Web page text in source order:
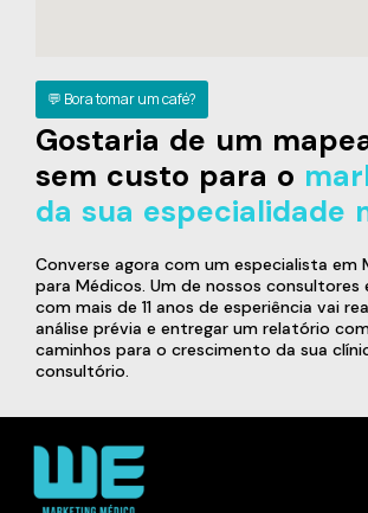
💬 Bora tomar um café?
Gostaria de um
sem custo para o
da sua especialidade
Converse agora com um especialista em
para Médicos. Um de nossos consultores
com mais de 11 anos de esperiência vai
análise prévia e entregar um relatório
caminhos para o crescimento da sua
consultório.